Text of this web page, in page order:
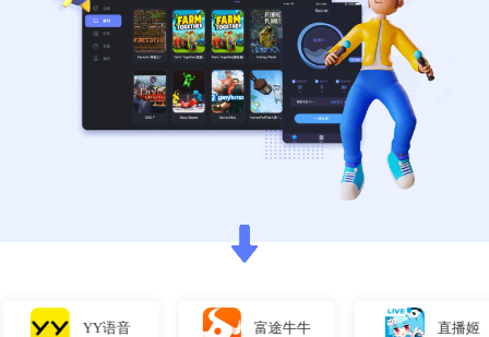
YY语音 富途牛牛 直播姬